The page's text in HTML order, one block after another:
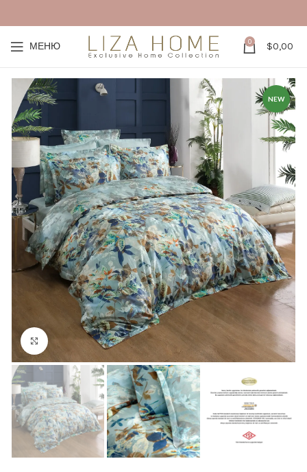
МЕНЮ 0 $0,00
NEW
Click to enlarge